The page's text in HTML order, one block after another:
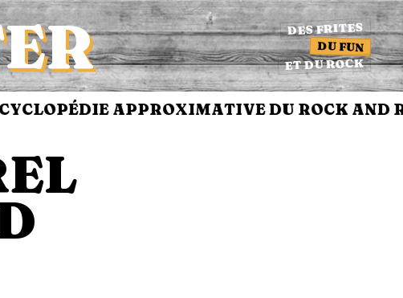
DES FRITES
DU FUN
ET DU ROCK
APPROXIMATIVE DU ROCK AND